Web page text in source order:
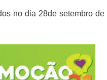
no dia 28de setembro